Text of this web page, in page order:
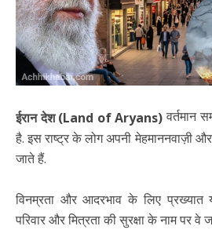
ईरान देश (Land of Aryans)वर्तमान
है. इस राष्ट्र के लोग अपनी मेहमाननवाज़ी
जाते हैं.
विनम्रता और आदरभाव के लिए प्रख्यात
परिवार और मित्रता की सुरक्षा के नाम पर वे